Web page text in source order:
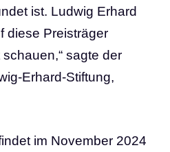
ist. Ludwig Erhard
diese Preisträger
sagte der
Erhard-Stiftung,
im November 2024